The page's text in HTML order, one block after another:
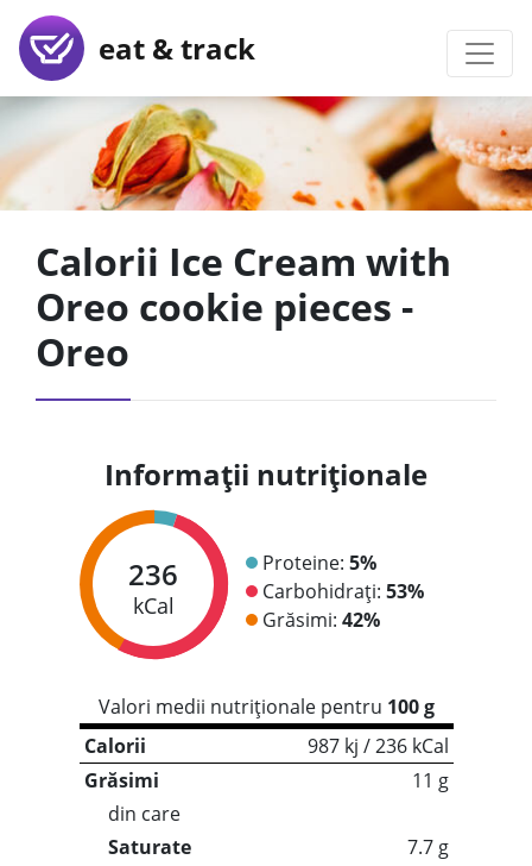
eat & track
Calorii Ice Cream with
Oreo cookie pieces -
Oreo
Informații nutriționale
236
kCal
Proteine: 5%
Carbohidrați: 53%
Grăsimi: 42%
Valori medii nutriționale pentru 100 g
Calorii
987 kj / 236 kCal
Grăsimi
11 g
din care
Saturate
7.7 g